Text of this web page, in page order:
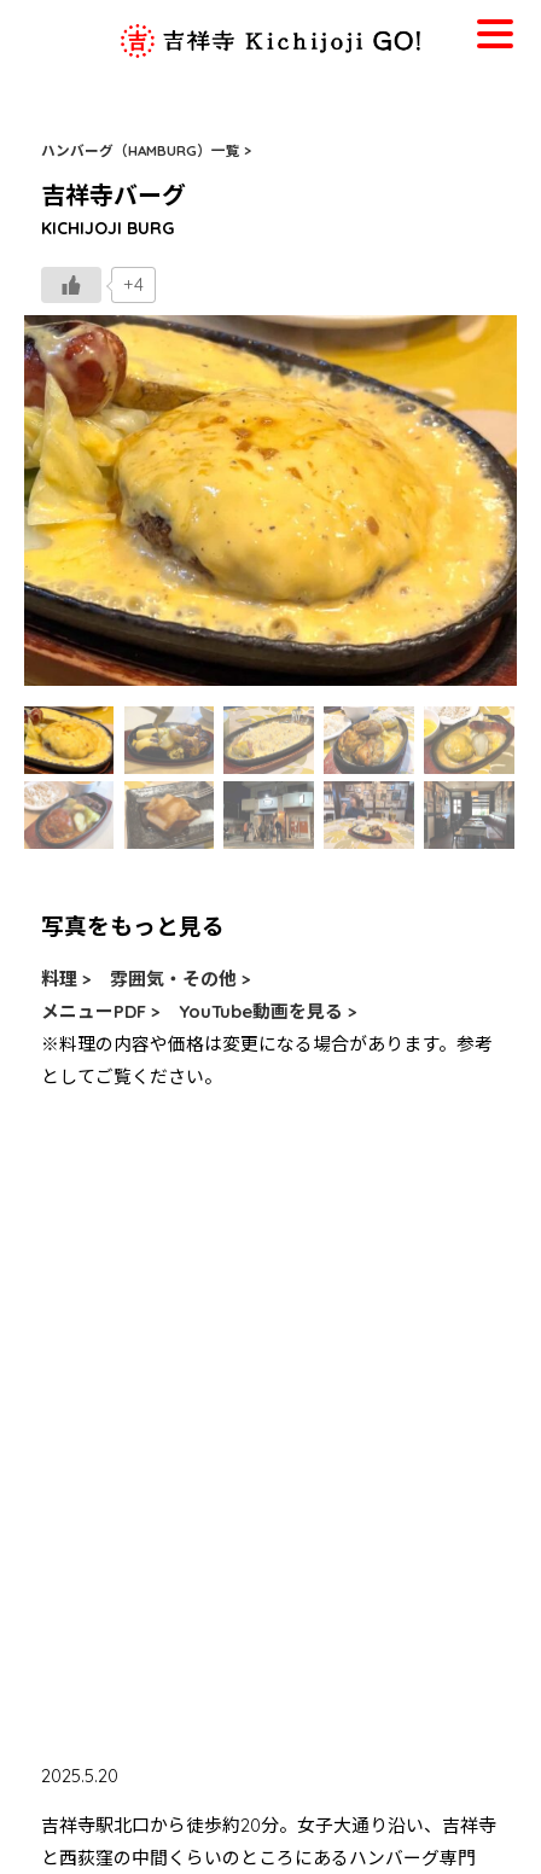
ハンバーグ（HAMBURG）一覧 >
吉祥寺バーグ
KICHIJOJI BURG
+4
写真をもっと見る
料理 >
雰囲気・その他 >
メニューPDF >
YouTube動画を見る >
※料理の内容や価格は変更になる場合があります。参考
としてご覧ください。
2025.5.20
吉祥寺駅北口から徒歩約20分。女子大通り沿い、吉祥寺
と西荻窪の中間くらいのところにあるハンバーグ専門